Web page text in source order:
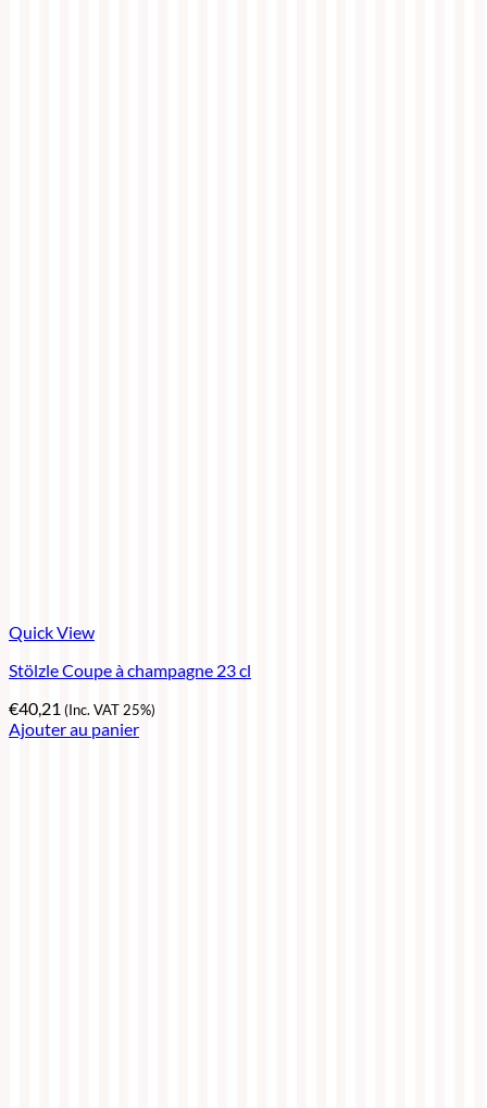
Quick View
Stölzle Coupe à champagne 23 cl
€40,21 (Inc. VAT 25%)
Ajouter au panier